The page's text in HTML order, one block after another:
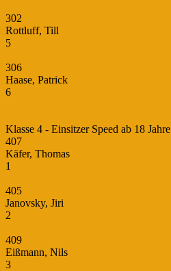
302
Rottluff, Till
5
306
Haase, Patrick
6
Klasse 4 - Einsitzer Speed ab 18 Jahre
407
Käfer, Thomas
1
405
Janovsky, Jiri
2
409
Eißmann, Nils
3